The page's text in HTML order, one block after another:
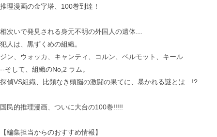
推理漫画の金字塔、100巻到達！
相次いで発見される身元不明の外国人の遺体…
犯人は、黒ずくめの組織。
ジン、ウォッカ、キャンティ、コルン、ベルモット、キール
--そして、組織のNo,2 ラム。
探偵VS組織、比類なき頭脳の激闘の果てに、暴かれる謎とは…!?
国民的推理漫画、ついに大台の100巻!!!!!
【編集担当からのおすすめ情報】